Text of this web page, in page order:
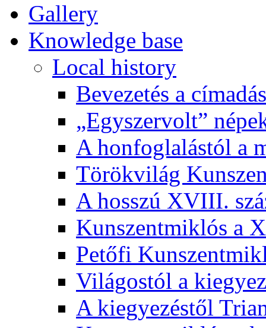
Gallery
Knowledge base
Local history
Bevezetés a
„Egyszervolt”
A honfoglalástól a
Törökvilág
A hosszú XVIII.
Kunszentmiklós a
Petőfi
Világostól a
A kiegyezéstől